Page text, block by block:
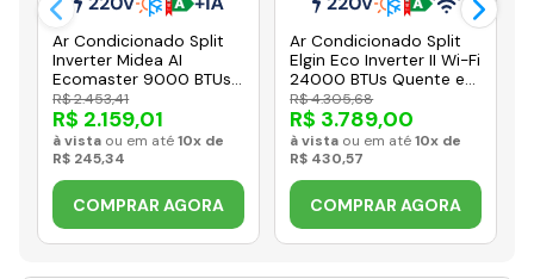
Ar Condicionado Split
Inverter Midea AI
Ecomaster 9000 BTUs
Quente e Frio 220V
38EZVQA09M5
R$ 2.453,41
R$ 2.159,01
à vista ou em até10x de
R$ 245,34
COMPRAR AGORA
Ar Condicionado Split
Elgin Eco Inverter II Wi-Fi
24000 BTUs Quente e
Frio 220V HJQE24C2CC
R$ 4.305,68
R$ 3.789,00
à vista ou em até10x de
R$ 430,57
COMPRAR AGORA